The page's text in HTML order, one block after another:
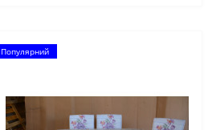
Популярний